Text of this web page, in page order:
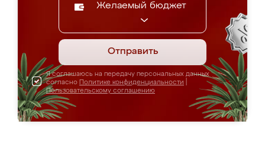
Желаемый бюджет
Отправить
Я соглашаюсь на передачу персональных данных
согласно Политике конфиденциальности
Пользовательскому соглашению